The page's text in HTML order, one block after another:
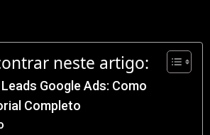
neste artigo:
Google Ads: Como
Completo